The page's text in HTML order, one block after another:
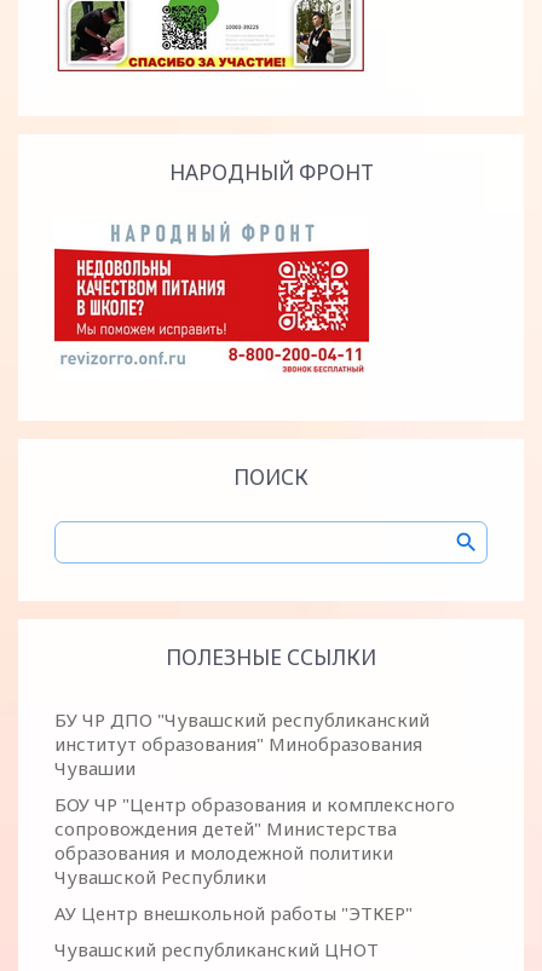
НАРОДНЫЙ ФРОНТ
ПОИСК
ПОЛЕЗНЫЕ ССЫЛКИ
БУ ЧР ДПО "Чувашский республиканский
институт образования" Минобразования
Чувашии
БОУ ЧР "Центр образования и комплексного
сопровождения детей" Министерства
образования и молодежной политики
Чувашской Республики
АУ Центр внешкольной работы "ЭТКЕР"
Чувашский республиканский ЦНОТ